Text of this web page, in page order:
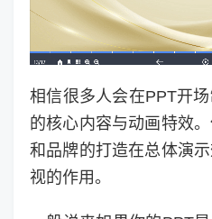
相信很多人会在PPT开
的核心内容与动画特效
和品牌的打造在总体演
视的作用。